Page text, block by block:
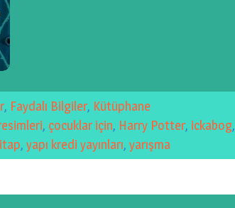
, Faydalı Bilgiler, Kütüphane
, çocuklar için, Harry Potter, ickabog,
, yapı kredi yayınları, yarışma